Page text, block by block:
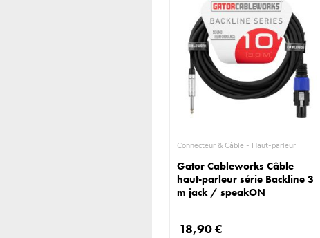
Connecteur & Câble - Haut-parleur
Gator Cableworks Câble
haut-parleur série Backline 3
m jack / speakON
18,90 €